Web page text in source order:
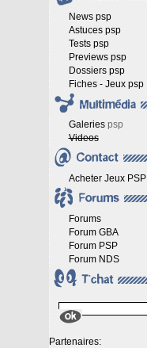
News psp
Astuces psp
Tests psp
Previews psp
Dossiers psp
Fiches - Jeux psp
Galeriespsp
Videos
Acheter Jeux PSP
Forums
Forum GBA
Forum PSP
Forum NDS
Partenaires: